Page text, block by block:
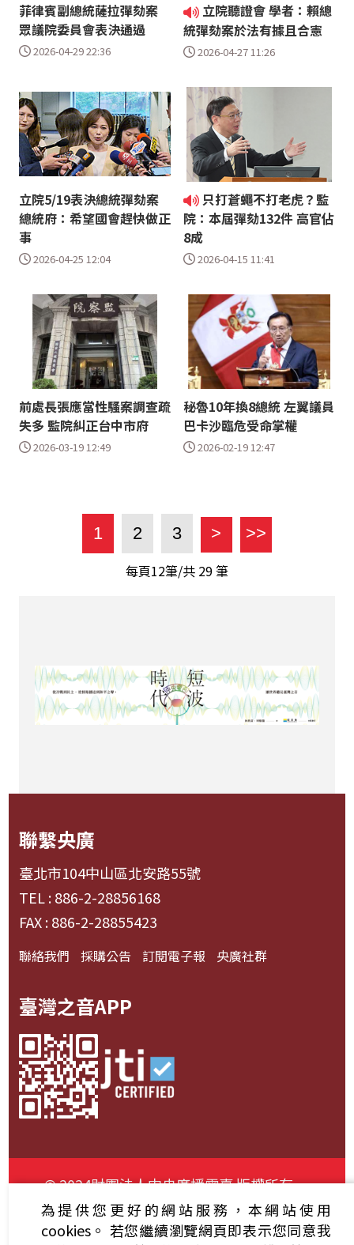
菲律賓副總統薩拉彈劾案
眾議院委員會表決通過
2026-04-29 22:36
立院聽證會 學者：賴總
統彈劾案於法有據且合憲
2026-04-27 11:26
立院5/19表決總統彈劾案
總統府：希望國會趕快做正
事
2026-04-25 12:04
只打蒼蠅不打老虎？監
院：本屆彈劾132件 高官佔
8成
2026-04-15 11:41
前處長張應當性騷案調查疏
失多 監院糾正台中市府
2026-03-19 12:49
秘魯10年換8總統 左翼議員
巴卡沙臨危受命掌權
2026-02-19 12:47
1 2 3 > >>
每頁12筆/共 29筆
聯繫央廣
臺北市104中山區北安路55號
TEL : 886-2-28856168
FAX : 886-2-28855423
聯絡我們 採購公告 訂閱電子報 央廣社群
臺灣之音APP
© 2024財團法人中央廣播電臺 版權所有
資通安全政策聲明
服務條款 隱私權條款
為提供您更好的網站服務，本網站使用
cookies。 若您繼續瀏覽網頁即表示您同意我